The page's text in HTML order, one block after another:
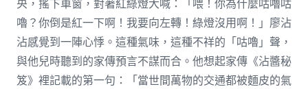
央，搖下車窗，對著紅綠燈大喊：「喂！你為什麼咕嚕咕
嚕？你倒是紅一下啊！我要向左轉！綠燈沒用啊！」廖沾
沾感覺到一陣心悸。這種氣味，這種不祥的「咕嚕」聲，
與他兒時聽到的家傳預言不謀而合。他想起家傳《沾醬秘
笈》裡記載的第一句：「當世間萬物的交通都被麵皮的氣